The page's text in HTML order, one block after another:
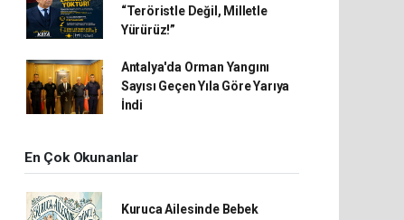
“Teröristle Değil, Milletle
Yürürüz!”
Antalya'da Orman Yangını
Sayısı Geçen Yıla Göre Yarıya
İndi
En Çok Okunanlar
Kuruca Ailesinde Bebek